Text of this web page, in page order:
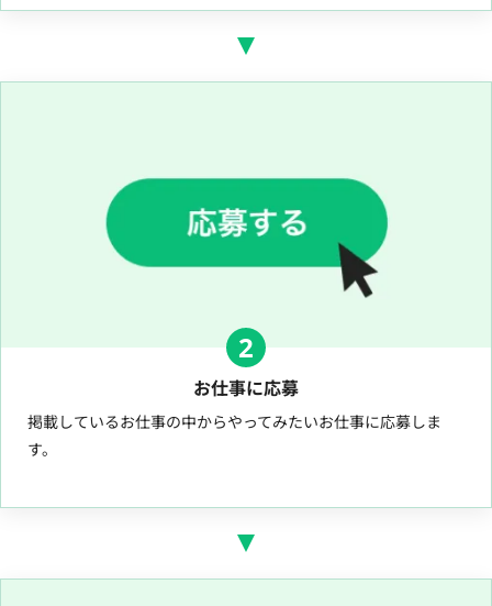
2
お仕事に応募
掲載しているお仕事の中からやってみたいお仕事に応募しま
す。